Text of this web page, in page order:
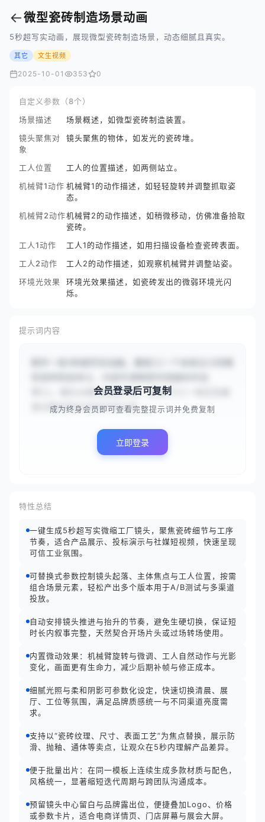
←微型瓷砖制造场景动画
5秒超写实动画，展现微型瓷砖制造场景，动态细腻且真实。
其它 文生视频
2025-10-01 353 0
自定义参数（8个）
场景描述
场景概述，如微型瓷砖制造装置。
镜头聚焦对
象
镜头聚焦的物体，如发光的瓷砖堆。
工人位置
工人的位置描述，如两侧站立。
机械臂1动作 机械臂1的动作描述，如轻轻旋转并调整抓取姿
态。
机械臂2动作机械臂2的动作描述，如稍微移动，仿佛准备拾取
瓷砖。
工人1动作
工人1的动作描述，如用扫描设备检查瓷砖表面。
工人2动作
工人2的动作描述，如观察机械臂并调整站姿。
环境光效果
环境光效果描述，如瓷砖发出的微弱环境光闪
烁。
提示词内容
带}}。镜头从俯视角度开始，聚焦于{{一块正在被
激光雕刻复杂花纹的发光瓷...
会员登录后可复制
成为终身会员即可查看完整提示词并免费复制
立即登录
特性总结
一键生成5秒超写实微缩工厂镜头，聚焦瓷砖细节与工序
节奏，适合产品展示、投标演示与社媒短视频，快速呈现
可信工业氛围。
可替换式参数控制镜头起落、主体焦点与工人位置，按需
组合场景元素，轻松产出多个版本用于A/B测试与多渠道
投放。
自动安排镜头推进与抬升的节奏，避免生硬切换，保证短
时长内叙事完整，天然契合开场片头或过场转场使用。
内置微动效果：机械臂旋转与微调、工人自然动作与光影
变化，画面更有生命力，减少后期补帧与修正成本。
细腻光照与柔和阴影可参数化设定，快速切换清晨、展
厅、工位等氛围，满足品牌质感统一与不同渠道亮度需
求。
支持以“瓷砖纹理、尺寸、表面工艺”为焦点替换，展示防
滑、抛釉、通体等卖点，让观众在5秒内理解产品差异。
便于批量出片：在同一模板上连续生成多款材质与配色，
风格统一，显著缩短迭代周期与跨团队沟通成本。
预留镜头中心留白与品牌露出位，便捷叠加Logo、价格
或参数卡片，适合电商详情页、门店屏幕与展会大屏。